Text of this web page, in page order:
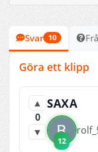
Svar 10
Göra ett klipp
▲
0
▼
SAXA
12